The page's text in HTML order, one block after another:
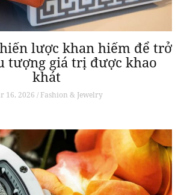
lược khan hiếm để trở
tượng giá trị được khao
khát
16, 2026 / Fashion & Jewelry